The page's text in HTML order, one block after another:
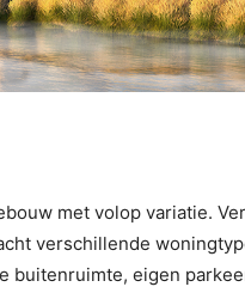
met volop variatie.
verschillende
buitenruimte, eigen